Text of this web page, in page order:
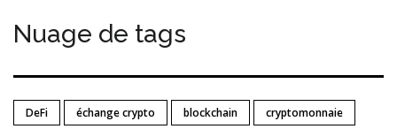
Nuage de tags
DeFi échange crypto blockchain
cryptomonnaie